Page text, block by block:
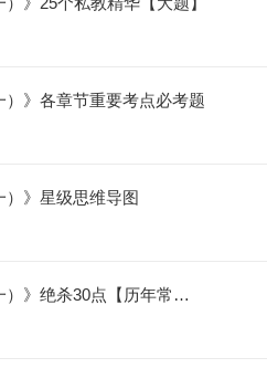
）》各章节重要考点必考题
）》星级思维导图
》绝杀30点【历年常